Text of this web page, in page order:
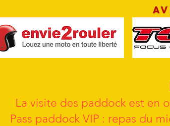
La visite des paddock est en
Pass paddock VIP : repas du